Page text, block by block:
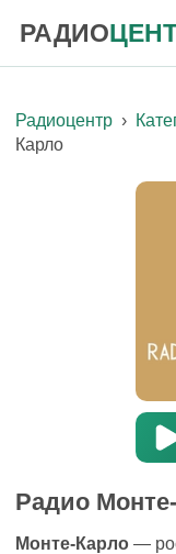
РАДИО
Радиоцентр ›
Карло
Радио
Монте-Карло —